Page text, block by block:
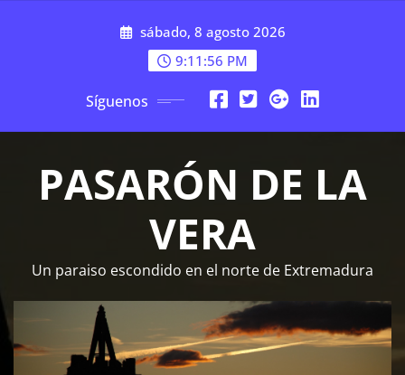
sábado, 8 agosto 2026
9:11:57 PM
Síguenos
PASARÓN DE LA
VERA
Un paraiso escondido en el norte de Extremadura